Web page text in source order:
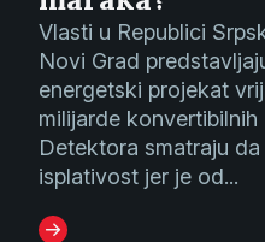
Vlasti u Republici
Novi Grad
energetski projekat
milijarde
Detektora smatraju
isplativost jer je od...